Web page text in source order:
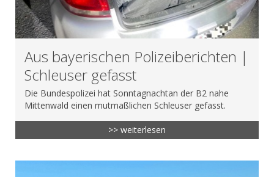
Aus bayerischen Polizeiberichten |
Schleuser gefasst
Die Bundespolizei hat Sonntagnachtan der B2 nahe
Mittenwald einen mutmaßlichen Schleuser gefasst.
>> weiterlesen